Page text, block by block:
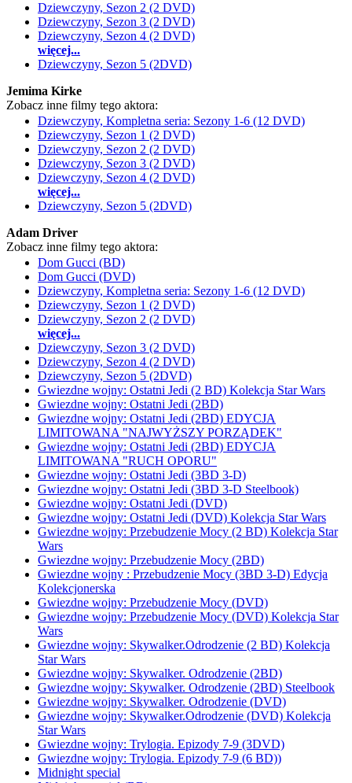
Dziewczyny, Sezon 2 (2 DVD)
Dziewczyny, Sezon 3 (2 DVD)
Dziewczyny, Sezon 4 (2 DVD)
więcej...
Dziewczyny, Sezon 5 (2DVD)
Jemima Kirke
Zobacz inne filmy tego aktora:
Dziewczyny, Kompletna seria: Sezony 1-6 (12 DVD)
Dziewczyny, Sezon 1 (2 DVD)
Dziewczyny, Sezon 2 (2 DVD)
Dziewczyny, Sezon 3 (2 DVD)
Dziewczyny, Sezon 4 (2 DVD)
więcej...
Dziewczyny, Sezon 5 (2DVD)
Adam Driver
Zobacz inne filmy tego aktora:
Dom Gucci (BD)
Dom Gucci (DVD)
Dziewczyny, Kompletna seria: Sezony 1-6 (12 DVD)
Dziewczyny, Sezon 1 (2 DVD)
Dziewczyny, Sezon 2 (2 DVD)
więcej...
Dziewczyny, Sezon 3 (2 DVD)
Dziewczyny, Sezon 4 (2 DVD)
Dziewczyny, Sezon 5 (2DVD)
Gwiezdne wojny: Ostatni Jedi (2 BD) Kolekcja Star Wars
Gwiezdne wojny: Ostatni Jedi (2BD)
Gwiezdne wojny: Ostatni Jedi (2BD) EDYCJA
LIMITOWANA "NAJWYŻSZY PORZĄDEK"
Gwiezdne wojny: Ostatni Jedi (2BD) EDYCJA
LIMITOWANA "RUCH OPORU"
Gwiezdne wojny: Ostatni Jedi (3BD 3-D)
Gwiezdne wojny: Ostatni Jedi (3BD 3-D Steelbook)
Gwiezdne wojny: Ostatni Jedi (DVD)
Gwiezdne wojny: Ostatni Jedi (DVD) Kolekcja Star Wars
Gwiezdne wojny: Przebudzenie Mocy (2 BD) Kolekcja Star
Wars
Gwiezdne wojny: Przebudzenie Mocy (2BD)
Gwiezdne wojny : Przebudzenie Mocy (3BD 3-D) Edycja
Kolekcjonerska
Gwiezdne wojny: Przebudzenie Mocy (DVD)
Gwiezdne wojny: Przebudzenie Mocy (DVD) Kolekcja Star
Wars
Gwiezdne wojny: Skywalker.Odrodzenie (2 BD) Kolekcja
Star Wars
Gwiezdne wojny: Skywalker. Odrodzenie (2BD)
Gwiezdne wojny: Skywalker. Odrodzenie (2BD) Steelbook
Gwiezdne wojny: Skywalker. Odrodzenie (DVD)
Gwiezdne wojny: Skywalker.Odrodzenie (DVD) Kolekcja
Star Wars
Gwiezdne wojny: Trylogia. Epizody 7-9 (3DVD)
Gwiezdne wojny: Trylogia. Epizody 7-9 (6 BD))
Midnight special